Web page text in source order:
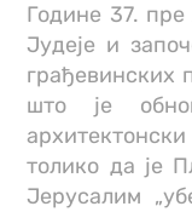
Године 37.
Јудеје и
грађевинских
што је
толико да је
Јерусалим